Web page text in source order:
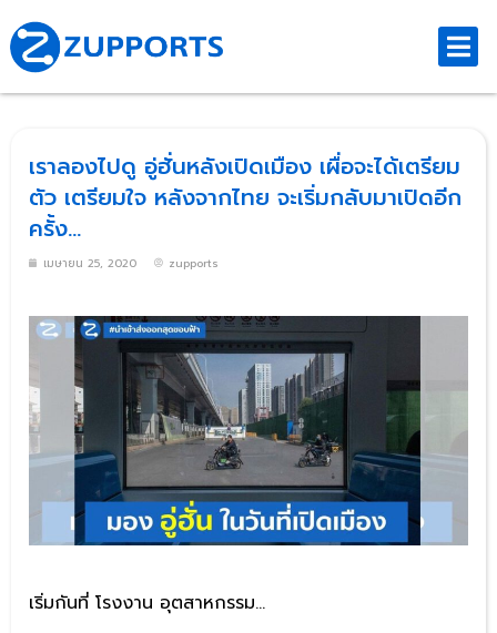
เราลองไปดู อู่ฮั่นหลังเปิดเมือง เผื่อจะได้เตรียม
ตัว เตรียมใจ หลังจากไทย จะเริ่มกลับมาเปิดอีก
ครั้ง…
เมษายน 25, 2020 zupports
เริ่มกันที่ โรงงาน อุตสาหกรรม…